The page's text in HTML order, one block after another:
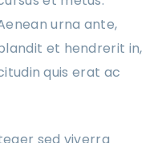
urna ante,
et hendrerit in,
quis erat ac